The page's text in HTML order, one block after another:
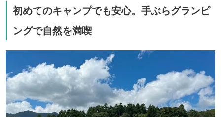
初めてのキャンプでも安心。手ぶらグランピ
ングで自然を満喫